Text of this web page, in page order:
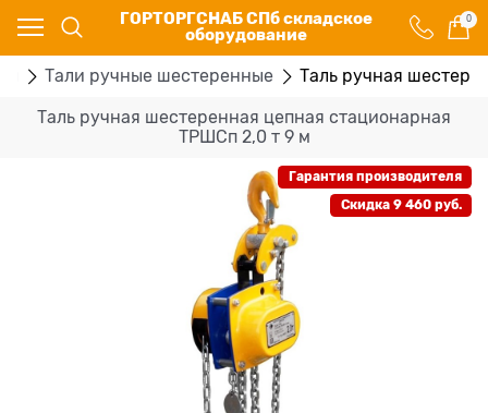
ГОРТОРГСНАБ СПб складское
оборудование
0
Тали ручные шестеренные Таль ручная
Таль ручная шестеренная цепная стационарная
ТРШСп 2,0 т 9 м
Гарантия производителя
Скидка 9 460 руб.